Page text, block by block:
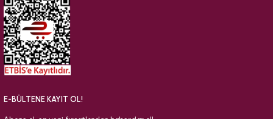
E-BÜLTENE KAYIT OL!